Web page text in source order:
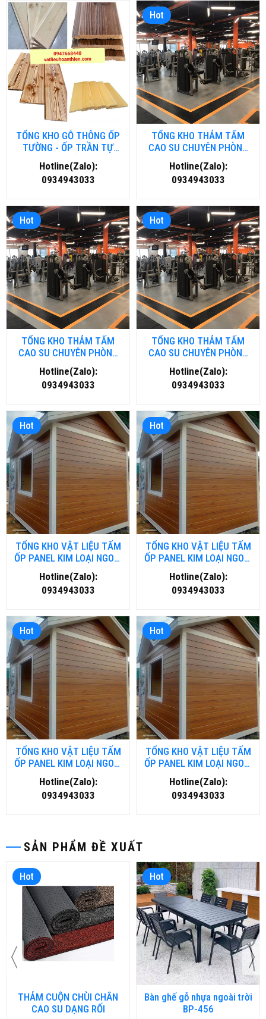
SẢN PHẨM ĐỀ XUẤT
Hot
THẢM CUỘN CHÙI CHÂN
CAO SU DẠNG RỐI
Hot
Bàn ghế gỗ nhựa ngoài trời
BP-456
TỔNG KHO GỖ THÔNG ỐP
TƯỜNG - ỐP TRẦN TỰ
NHIÊN TẠI HẢI DƯƠNG
Hotline(Zalo):
0934943033
Hot
TỔNG KHO THẢM TẤM
CAO SU CHUYÊN PHÒNG
GYM- FITNESS TẠI ĐÀ
NẴNG
Hotline(Zalo):
0934943033
Hot
TỔNG KHO THẢM TẤM
CAO SU CHUYÊN PHÒNG
GYM- FITNESS TẠI HÀ NỘI
Hotline(Zalo):
0934943033
Hot
TỔNG KHO THẢM TẤM
CAO SU CHUYÊN PHÒNG
GYM- FITNESS TẠI HỒ CHÍ
MINH
Hotline(Zalo):
0934943033
Hot
TỔNG KHO VẬT LIỆU TẤM
ỐP PANEL KIM LOẠI NGOÀI
TRỜI TẠI NGHỆ AN
Hotline(Zalo):
0934943033
Hot
TỔNG KHO VẬT LIỆU TẤM
ỐP PANEL KIM LOẠI NGOÀI
TRỜI TẠI THANH HOÁ
Hotline(Zalo):
0934943033
Hot
TỔNG KHO VẬT LIỆU TẤM
ỐP PANEL KIM LOẠI NGOÀI
TRỜI TẠI ĐÀ NĂNG
Hotline(Zalo):
0934943033
Hot
TỔNG KHO VẬT LIỆU TẤM
ỐP PANEL KIM LOẠI NGOÀI
TRỜI TẠI HỒ CHÍ MINH
Hotline(Zalo):
0934943033